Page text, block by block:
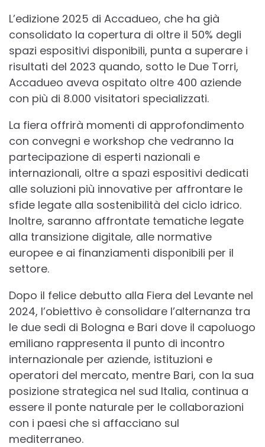
L’edizione 2025 di Accadueo, che ha già
consolidato la copertura di oltre il 50% degli
spazi espositivi disponibili, punta a superare i
risultati del 2023 quando, sotto le Due Torri,
Accadueo aveva ospitato oltre 400 aziende
con più di 8.000 visitatori specializzati.
La fiera offrirà momenti di approfondimento
con convegni e workshop che vedranno la
partecipazione di esperti nazionali e
internazionali, oltre a spazi espositivi dedicati
alle soluzioni più innovative per affrontare le
sfide legate alla sostenibilità del ciclo idrico.
Inoltre, saranno affrontate tematiche legate
alla transizione digitale, alle normative
europee e ai finanziamenti disponibili per il
settore.
Dopo il felice debutto alla Fiera del Levante nel
2024, l’obiettivo è consolidare l’alternanza tra
le due sedi di Bologna e Bari dove il capoluogo
emiliano rappresenta il punto di incontro
internazionale per aziende, istituzioni e
operatori del mercato, mentre Bari, con la sua
posizione strategica nel sud Italia, continua a
essere il ponte naturale per le collaborazioni
con i paesi che si affacciano sul
mediterraneo.